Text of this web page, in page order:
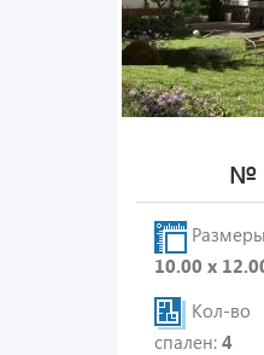
№
10.00 х
Кол-во
спален: 4